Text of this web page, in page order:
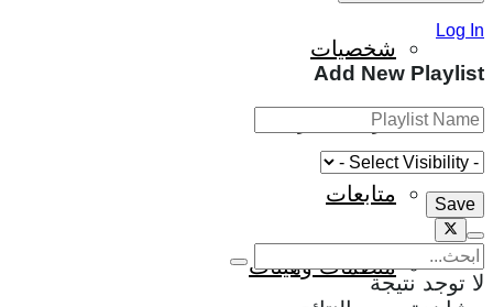
شخصيات
قراءات تاريخية
متابعات
منظمات وهيئات
Log In
Add New Playlist
لا توجد نتيجة